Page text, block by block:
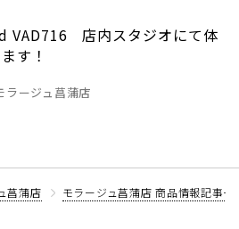
VAD716 店内スタジオにて体
す！
ラージュ菖蒲店
菖蒲店 モラージュ菖蒲店 商品情報記事一